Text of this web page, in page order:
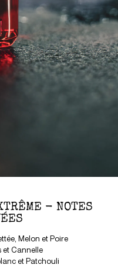
- NOTES
Melon et Poire
et Cannelle
et Patchouli